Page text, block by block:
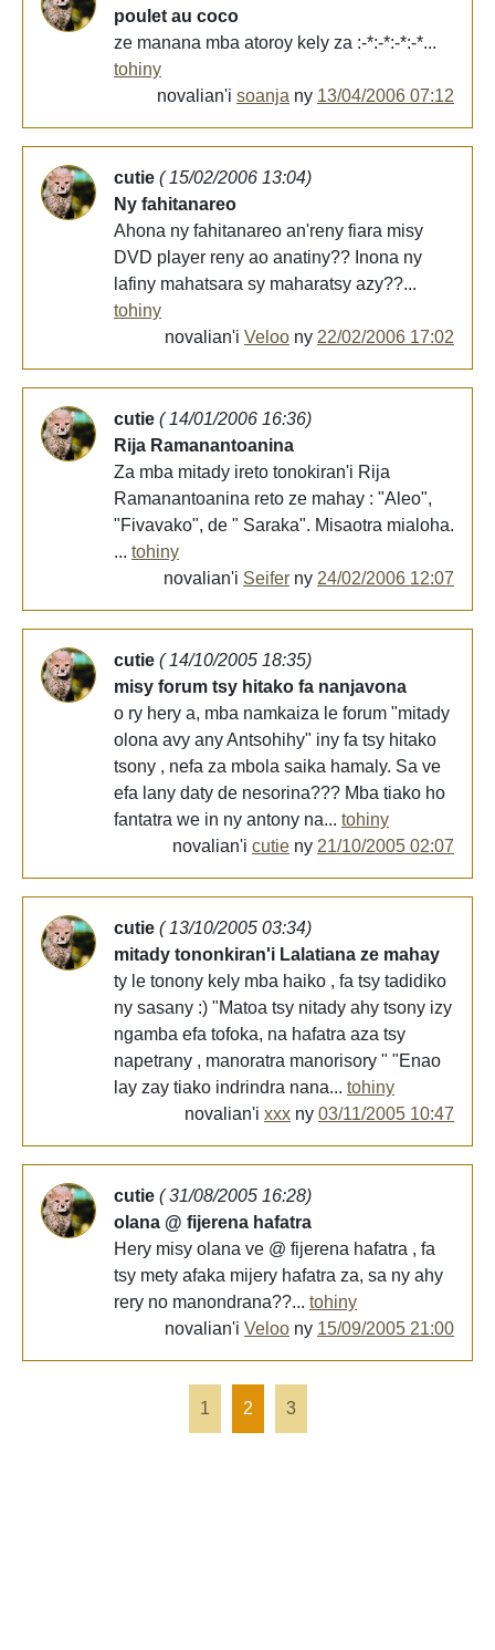
poulet au coco
ze manana mba atoroy kely za :-*:-*:-*:-*...
tohiny
novalian'i soanja ny 13/04/2006 07:12
cutie ( 15/02/2006 13:04)
Ny fahitanareo
Ahona ny fahitanareo an'reny fiara misy
DVD player reny ao anatiny?? Inona ny
lafiny mahatsara sy maharatsy azy??...
tohiny
novalian'i Veloo ny 22/02/2006 17:02
cutie ( 14/01/2006 16:36)
Rija Ramanantoanina
Za mba mitady ireto tonokiran'i Rija
Ramanantoanina reto ze mahay : "Aleo",
"Fivavako", de " Saraka". Misaotra mialoha.
... tohiny
novalian'i Seifer ny 24/02/2006 12:07
cutie ( 14/10/2005 18:35)
misy forum tsy hitako fa nanjavona
o ry hery a, mba namkaiza le forum "mitady
olona avy any Antsohihy" iny fa tsy hitako
tsony , nefa za mbola saika hamaly. Sa ve
efa lany daty de nesorina??? Mba tiako ho
fantatra we in ny antony na... tohiny
novalian'i cutie ny 21/10/2005 02:07
cutie ( 13/10/2005 03:34)
mitady tononkiran'i Lalatiana ze mahay
ty le tonony kely mba haiko , fa tsy tadidiko
ny sasany :) "Matoa tsy nitady ahy tsony izy
ngamba efa tofoka, na hafatra aza tsy
napetrany , manoratra manorisory " "Enao
lay zay tiako indrindra nana... tohiny
novalian'i xxx ny 03/11/2005 10:47
cutie ( 31/08/2005 16:28)
olana @ fijerena hafatra
Hery misy olana ve @ fijerena hafatra , fa
tsy mety afaka mijery hafatra za, sa ny ahy
rery no manondrana??... tohiny
novalian'i Veloo ny 15/09/2005 21:00
1 2 3